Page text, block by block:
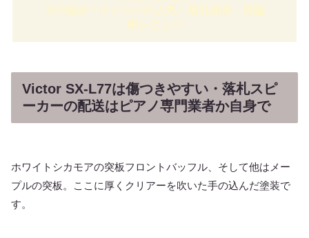
その他オークションの人気・落札価格・評論
家レビュー
Victor SX-L77は傷つきやすい・落札スピ
ーカーの配送はピアノ専門業者か自身で
ホワイトシカモアの突板フロントバッフル、そして他はメー
プルの突板。ここに厚くクリアーを吹いた手の込んだ塗装で
す。